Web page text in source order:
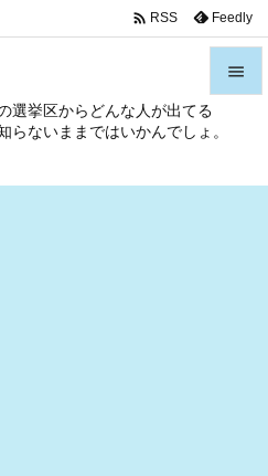
選挙区からどんな人が出てる
ないままではいかんでしょ。

 RSS Feedly